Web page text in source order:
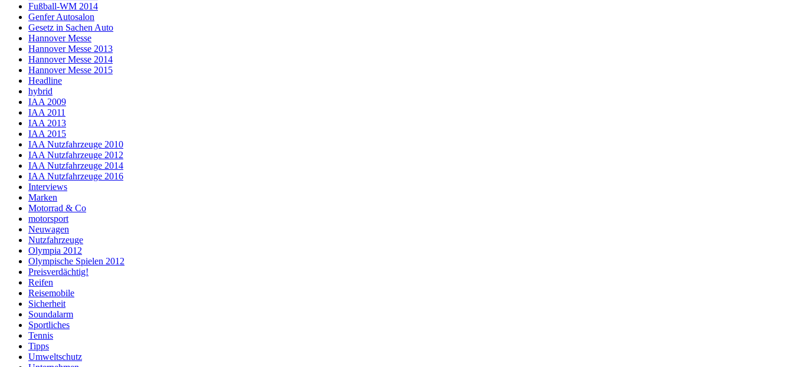
Fußball-WM 2014
Genfer Autosalon
Gesetz in Sachen Auto
Hannover Messe
Hannover Messe 2013
Hannover Messe 2014
Hannover Messe 2015
Headline
hybrid
IAA 2009
IAA 2011
IAA 2013
IAA 2015
IAA Nutzfahrzeuge 2010
IAA Nutzfahrzeuge 2012
IAA Nutzfahrzeuge 2014
IAA Nutzfahrzeuge 2016
Interviews
Marken
Motorrad & Co
motorsport
Neuwagen
Nutzfahrzeuge
Olympia 2012
Olympische Spielen 2012
Preisverdächtig!
Reifen
Reisemobile
Sicherheit
Soundalarm
Sportliches
Tennis
Tipps
Umweltschutz